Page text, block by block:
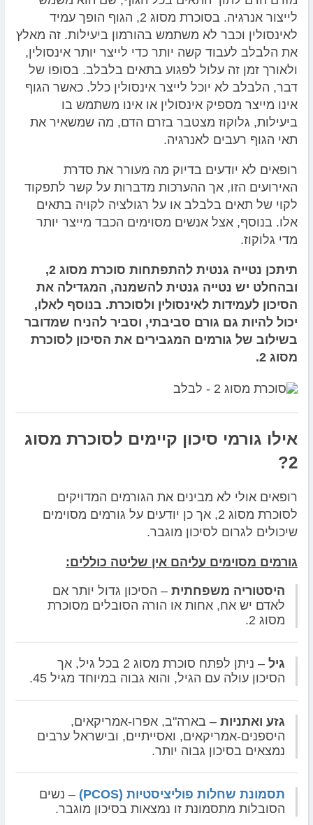
לייצור אנרגיה. בסוכרת מסוג 2, הגוף הופך עמיד
לאינסולין וכבר לא משתמש בהורמון ביעילות. זה מאלץ
את הלבלב לעבוד קשה יותר כדי לייצר יותר אינסולין,
ולאורך זמן זה עלול לפגוע בתאים בלבלב. בסופו של
דבר, הלבלב לא יוכל לייצר אינסולין כלל. כאשר הגוף
אינו מייצר מספיק אינסולין או אינו משתמש בו
ביעילות, גלוקוז מצטבר בזרם הדם, מה שמשאיר את
תאי הגוף רעבים לאנרגיה.
רופאים לא יודעים בדיוק מה מעורר את סדרת
האירועים הזו, אך ההערכות מדברות על קשר לתפקוד
לקוי של תאים בלבלב או על רגולציה לקויה בתאים
אלו. בנוסף, אצל אנשים מסוימים הכבד מייצר יותר
מדי גלוקוז.
תיתכן נטייה גנטית להתפתחות סוכרת מסוג 2,
ובהחלט יש נטייה גנטית להשמנה, המגדילה את
הסיכון לעמידות לאינסולין ולסוכרת. בנוסף לאלו,
יכול להיות גם גורם סביבתי, וסביר להניח שמדובר
בשילוב של גורמים המגבירים את הסיכון לסוכרת
מסוג 2.
אילו גורמי סיכון קיימים לסוכרת מסוג
2?
רופאים אולי לא מבינים את הגורמים המדויקים
לסוכרת מסוג 2, אך כן יודעים על גורמים מסוימים
שיכולים לגרום לסיכון מוגבר.
גורמים מסוימים עליהם אין שליטה כוללים:
היסטוריה משפחתית – הסיכון גדול יותר אם
לאדם יש אח, אחות או הורה הסובלים מסוכרת
מסוג 2.
גיל
– ניתן לפתח סוכרת מסוג 2 בכל גיל, אך
הסיכון עולה עם הגיל, והוא גבוה במיוחד מגיל 45.
גזע ואתניות – בארה"ב, אפרו-אמריקאים,
היספנים-אמריקאים, ואסייתיים, ובישראל ערבים
נמצאים בסיכון גבוה יותר.
תסמונת שחלות פוליציסטיות (PCOS
) – נשים
הסובלות מתסמונת זו נמצאות בסיכון מוגבר.